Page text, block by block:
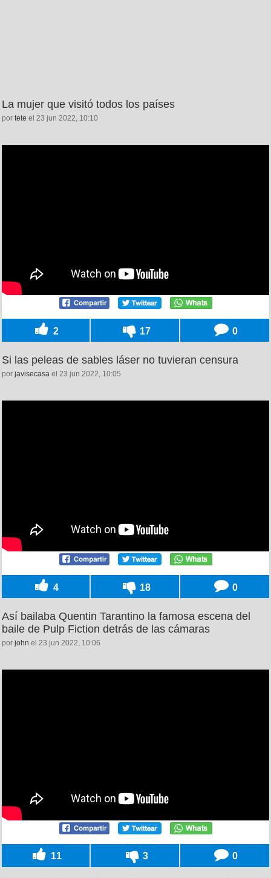
La mujer que visitó todos los países
por tete el 23 jun 2022, 10:10
2 17 0
Si las peleas de sables láser no tuvieran censura
por javisecasa el 23 jun 2022, 10:05
4 18 0
Así bailaba Quentin Tarantino la famosa escena del
baile de Pulp Fiction detrás de las cámaras
por john el 23 jun 2022, 10:06
11 3 0